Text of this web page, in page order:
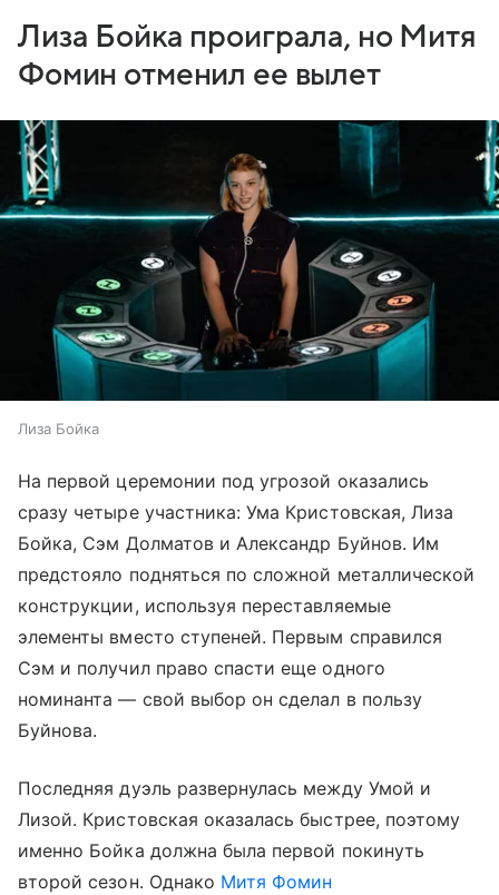
Лиза Бойка проиграла, но Митя
Фомин отменил ее вылет
Лиза Бойка
На первой церемонии под угрозой оказались
сразу четыре участника: Ума Кристовская, Лиза
Бойка, Сэм Долматов и Александр Буйнов. Им
предстояло подняться по сложной металлической
конструкции, используя переставляемые
элементы вместо ступеней. Первым справился
Сэм и получил право спасти еще одного
номинанта — свой выбор он сделал в пользу
Буйнова.
Последняя дуэль развернулась между Умой и
Лизой. Кристовская оказалась быстрее, поэтому
именно Бойка должна была первой покинуть
второй сезон. Однако Митя Фомин